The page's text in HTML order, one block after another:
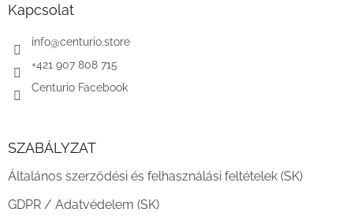
Kapcsolat
info@centurio.store
+421 907 808 715
Centurio Facebook
SZABÁLYZAT
Általános szerződési és felhasználási feltételek (SK)
GDPR / Adatvédelem (SK)